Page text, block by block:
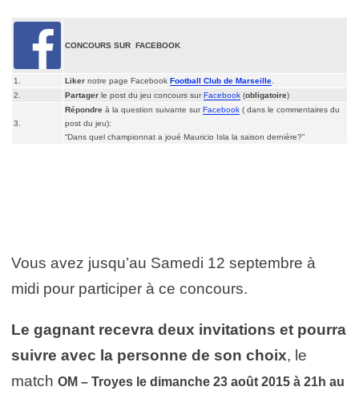
CONCOURS SUR FACEBOOK
1. Liker notre page Facebook Football Club de Marseille
2.
Partager le post du jeu concours surFacebook (obligatoire)
3.
Répondre à la question suivante surFacebook ( dans le commentaires du
post du jeu):
“Dans quel championnat a joué Mauricio Isla la saison dernière?”
Vous avez jusqu’au Samedi 12 septembre à
midi pour participer à ce concours.
Le gagnant recevra deux invitations et pourra
suivre avec la personne de son choix, le
match OM – Troyes le dimanche 23 août 2015 à 21h au